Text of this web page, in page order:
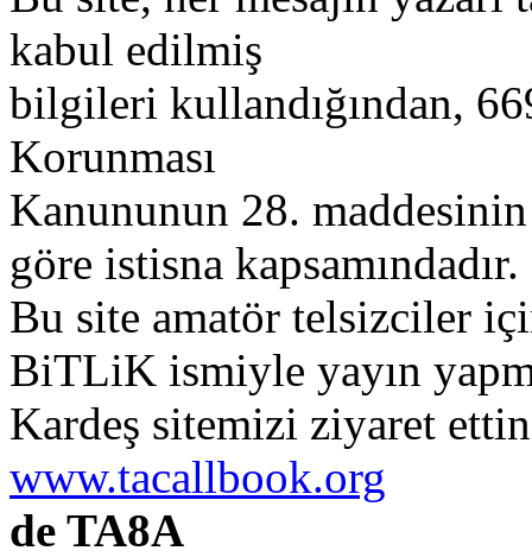
kabul edilmiş
bilgileri kullandığından,
Korunması
Kanununun 28. maddesinin
göre istisna kapsamındadır.
Bu site amatör telsizciler
BiTLiK ismiyle yayın
Kardeş sitemizi ziyaret
www.tacallbook.org
de TA8A